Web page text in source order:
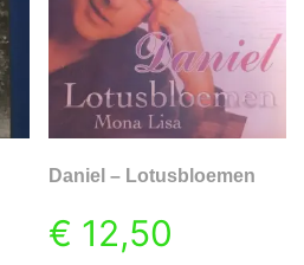
Daniel – Lotusbloemen
€ 12,50